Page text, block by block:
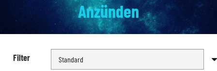
Anzünden
Filter